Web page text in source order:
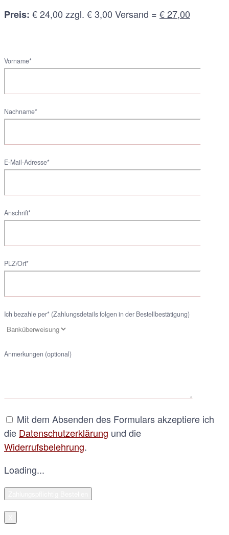
Preis: € 24,00 zzgl. € 3,00 Versand = € 27,00
Vorname*
Nachname*
E-Mail-Adresse*
Anschrift*
PLZ/Ort*
Ich bezahle per* (Zahlungsdetails folgen in der Bestellbestätigung)
Anmerkungen (optional)
Mit dem Absenden des Formulars akzeptiere ich
die Datenschutzerklärung und die
Widerrufsbelehrung.
Loading...